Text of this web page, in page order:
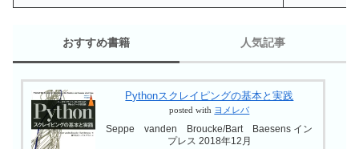
おすすめ書籍
Pythonスクレイピングの基本と実践
posted with ヨメレバ
Seppe vanden Broucke/Bart Baesens イン
プレス 2018年12月
人気記事
【初心者向け】
Pi スターターキッ
め比較-2025版-